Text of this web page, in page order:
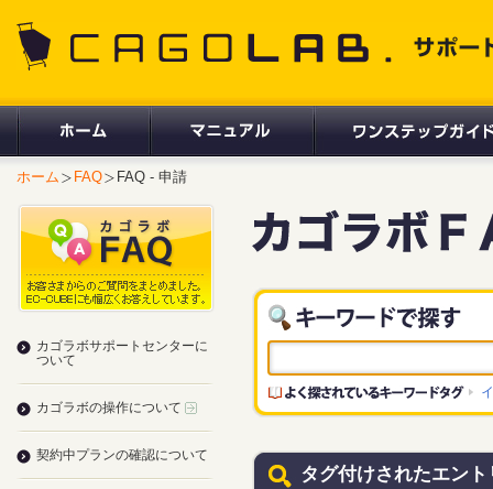
ホーム FAQ FAQ - 申請
タグ付けされたエント
カゴラボサポートセンターに
ついて
カゴラボの操作について
契約中プランの確認について